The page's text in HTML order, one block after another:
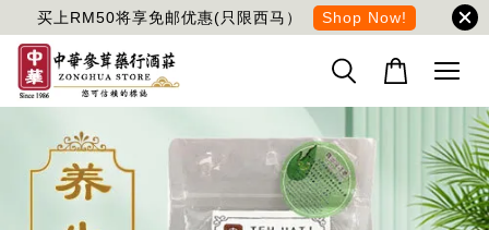
买上RM50将享免邮优惠(只限西马） Shop Now!